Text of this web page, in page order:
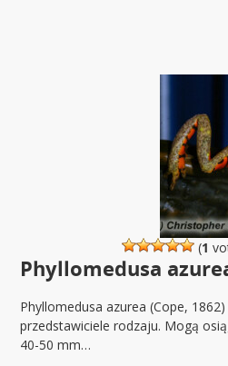
(1
Phyllomedusa
Phyllomedusa azurea (Cope,
przedstawiciele rodzaju. Mogą
40-50 mm…